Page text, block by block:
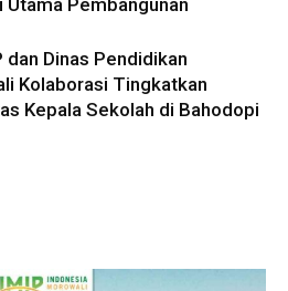
dan Dinas Pendidikan
Kolaborasi Tingkatkan
Kepala Sekolah di Bahodopi